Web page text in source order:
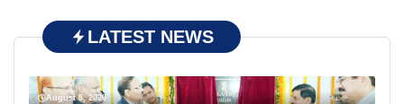
LATEST NEWS
August 8, 2026